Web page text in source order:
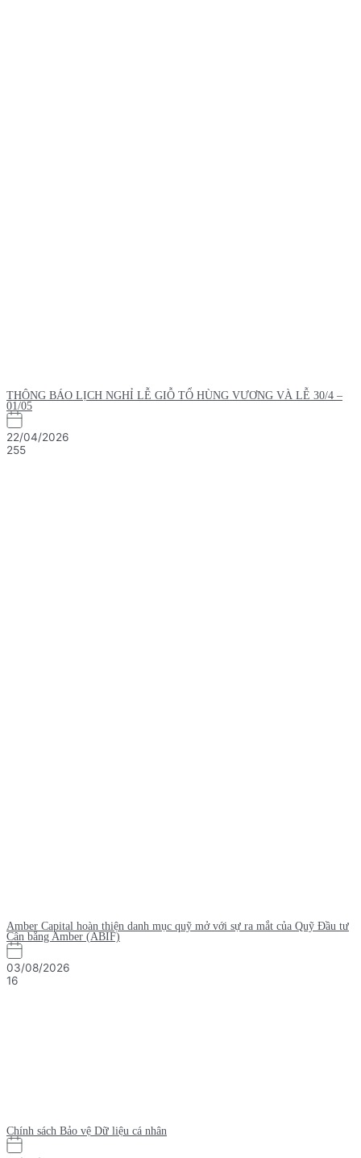
THÔNG BÁO LỊCH NGHỈ LỄ GIỖ TỔ HÙNG VƯƠNG VÀ LỄ 30/4 –
01/05
22/04/2026
255
Amber Capital hoàn thiện danh mục quỹ mở với sự ra mắt của Quỹ Đầu tư
Cân bằng Amber (ABIF)
03/08/2026
16
Chính sách Bảo vệ Dữ liệu cá nhân